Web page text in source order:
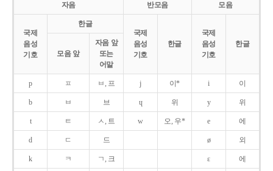
자음 반모음 모음
국제
음성
기호
한글
국제
음성
기호
한글
국제
음성
기호
한글
모음 앞
자음 앞
또는
어말
p ㅍ ㅂ, 프 j 이* i 이
b ㅂ 브 ɥ 위 y 위
t ㅌ ㅅ, 트 w 오, 우* e 에
d ㄷ 드 ø 외
k ㅋ ㄱ, 크 ɛ 에